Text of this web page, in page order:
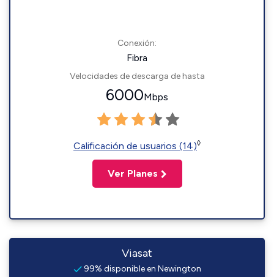
Conexión:
Fibra
Velocidades de descarga de hasta
6000Mbps
Calificación de usuarios (14)◊
Ver Planes
Viasat
99% disponible en Newington